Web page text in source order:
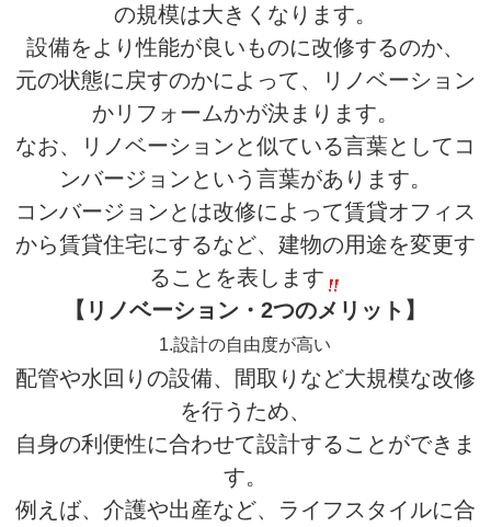
の規模は大きくなります。
設備をより性能が良いものに改修するのか、
元の状態に戻すのかによって、リノベーション
かリフォームかが決まります。
なお、リノベーションと似ている言葉としてコ
ンバージョンという言葉があります。
コンバージョンとは改修によって賃貸オフィス
から賃貸住宅にするなど、建物の用途を変更す
ることを表します
【リノベーション・2つのメリット】
1.設計の自由度が高い
配管や水回りの設備、間取りなど大規模な改修
を行うため、
自身の利便性に合わせて設計することができま
す。
例えば、介護や出産など、ライフスタイルに合